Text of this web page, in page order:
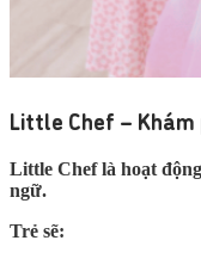
Little Chef – Khám
Little Chef là hoạt
ngữ.
Trẻ sẽ: